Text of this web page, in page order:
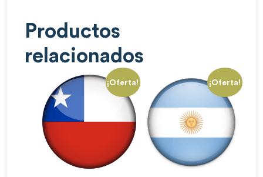
Productos
relacionados
¡Oferta! ¡Oferta!